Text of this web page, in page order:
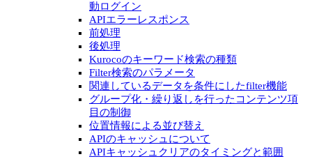
動ログイン
APIエラーレスポンス
前処理
後処理
Kurocoのキーワード検索の種類
Filter検索のパラメータ
関連しているデータを条件にしたfilter機能
グループ化・繰り返しを行ったコンテンツ項
目の制御
位置情報による並び替え
APIのキャッシュについて
APIキャッシュクリアのタイミングと範囲